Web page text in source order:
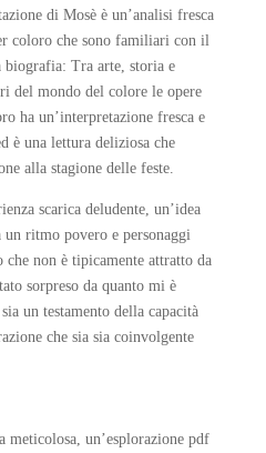
di Mosè è un’analisi fresca
coloro che sono familiari con il
Tra arte, storia e
del mondo del colore le opere
ha un’interpretazione fresca e
è una lettura deliziosa che
alla stagione delle feste.
scarica deludente, un’idea
un ritmo povero e personaggi
non è tipicamente attratto da
sorpreso da quanto mi è
un testamento della capacità
che sia sia coinvolgente
meticolosa, un’esplorazione pdf